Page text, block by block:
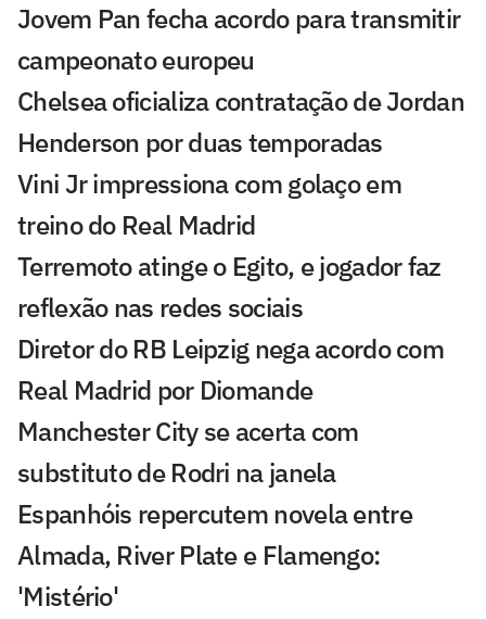
Jovem Pan fecha acordo para transmitir
campeonato europeu
Chelsea oficializa contratação de Jordan
Henderson por duas temporadas
Vini Jr impressiona com golaço em
treino do Real Madrid
Terremoto atinge o Egito, e jogador faz
reflexão nas redes sociais
Diretor do RB Leipzig nega acordo com
Real Madrid por Diomande
Manchester City se acerta com
substituto de Rodri na janela
Espanhóis repercutem novela entre
Almada, River Plate e Flamengo:
'Mistério'